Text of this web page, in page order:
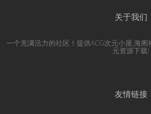
关于我们
一个充满活力的社区！提供ACG次元小屋,海
元资源下载!
友情链接